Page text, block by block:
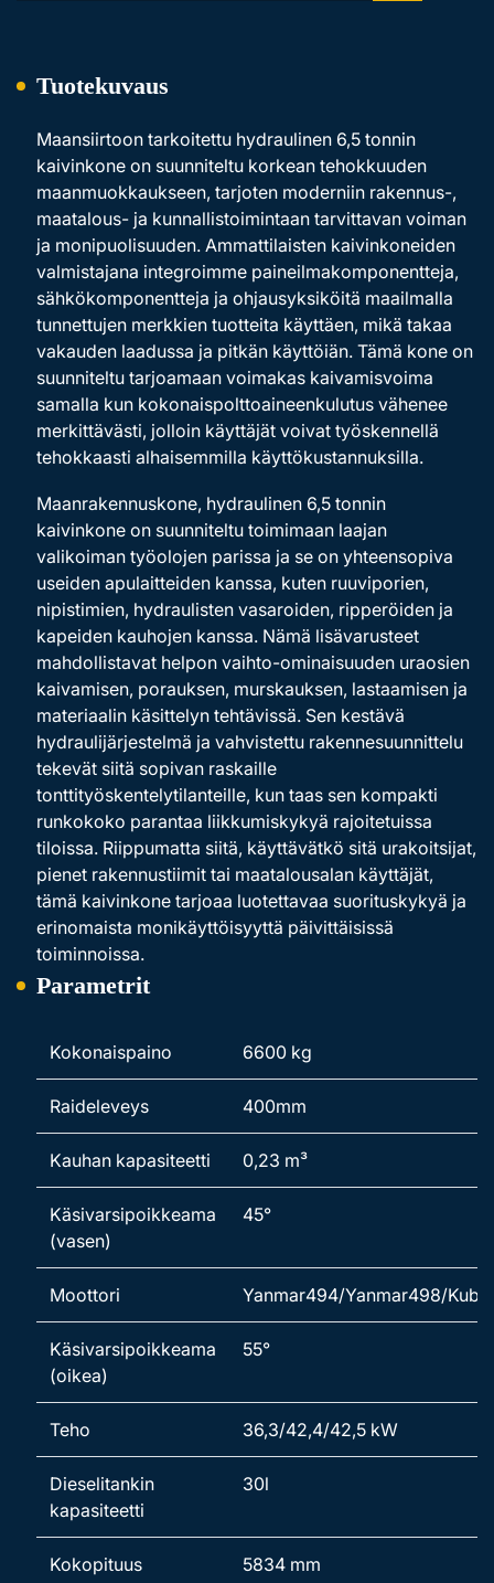
Tuotekuvaus
Maansiirtoon tarkoitettu hydraulinen 6,5 tonnin
kaivinkone on suunniteltu korkean tehokkuuden
maanmuokkaukseen, tarjoten moderniin rakennus-,
maatalous- ja kunnallistoimintaan tarvittavan voiman
ja monipuolisuuden. Ammattilaisten kaivinkoneiden
valmistajana integroimme paineilmakomponentteja,
sähkökomponentteja ja ohjausyksiköitä maailmalla
tunnettujen merkkien tuotteita käyttäen, mikä takaa
vakauden laadussa ja pitkän käyttöiän. Tämä kone on
suunniteltu tarjoamaan voimakas kaivamisvoima
samalla kun kokonaispolttoaineenkulutus vähenee
merkittävästi, jolloin käyttäjät voivat työskennellä
tehokkaasti alhaisemmilla käyttökustannuksilla.
Maanrakennuskone, hydraulinen 6,5 tonnin
kaivinkone on suunniteltu toimimaan laajan
valikoiman työolojen parissa ja se on yhteensopiva
useiden apulaitteiden kanssa, kuten ruuviporien,
nipistimien, hydraulisten vasaroiden, ripperöiden ja
kapeiden kauhojen kanssa. Nämä lisävarusteet
mahdollistavat helpon vaihto-ominaisuuden uraosien
kaivamisen, porauksen, murskauksen, lastaamisen ja
materiaalin käsittelyn tehtävissä. Sen kestävä
hydraulijärjestelmä ja vahvistettu rakennesuunnittelu
tekevät siitä sopivan raskaille
tonttityöskentelytilanteille, kun taas sen kompakti
runkokoko parantaa liikkumiskykyä rajoitetuissa
tiloissa. Riippumatta siitä, käyttävätkö sitä urakoitsijat,
pienet rakennustiimit tai maatalousalan käyttäjät,
tämä kaivinkone tarjoaa luotettavaa suorituskykyä ja
erinomaista monikäyttöisyyttä päivittäisissä
toiminnoissa.
Parametrit
Kokonaispaino 6600 kg
Raideleveys 400mm
Kauhan kapasiteetti 0,23 m³
Käsivarsipoikkeama
(vasen)
45°
Moottori Yanmar494/Yanmar498/
Käsivarsipoikkeama
(oikea)
55°
Teho 36,3/42,4/42,5 kW
Dieselitankin
kapasiteetti
30l
Kokopituus 5834 mm